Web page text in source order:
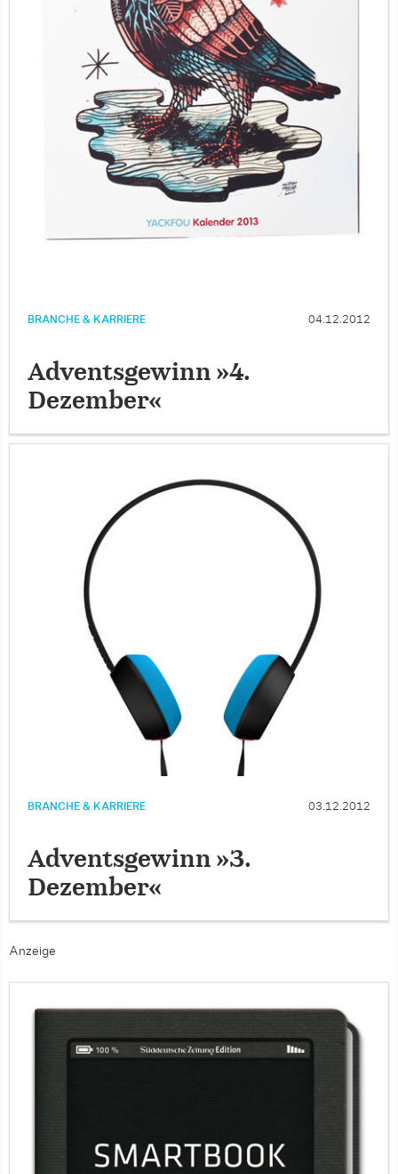
BRANCHE & KARRIERE 04.12.2012
Adventsgewinn »4.
Dezember«
BRANCHE & KARRIERE 03.12.2012
Adventsgewinn »3.
Dezember«
Anzeige